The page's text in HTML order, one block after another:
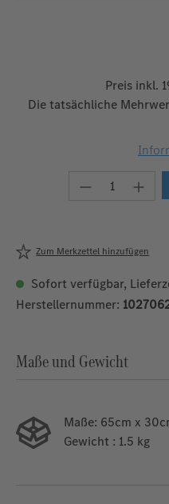
Preis inkl.
Die tatsächliche
Produkt
Zum Merkzettel hinzufügen
Sofort verfügbar,
Herstellernummer:
Maße und Gewicht
Maße: 65cm x
Gewicht : 1.5 kg